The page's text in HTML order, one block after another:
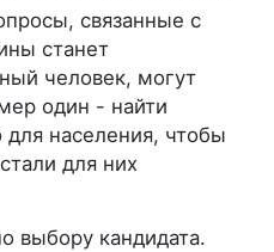
связанные с
станет
человек, могут
один - найти
населения, чтобы
для них
выбору кандидата.